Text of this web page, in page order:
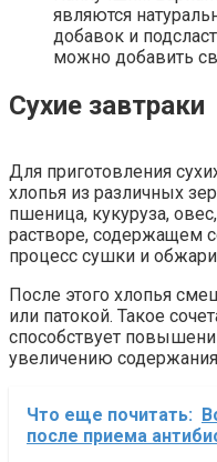
являются
добавок и
можно добавить
Сухие завтраки
Для приготовления
хлопья из различных
пшеница, кукуруза,
растворе, содержащем
процесс сушки и
После этого хлопья
или патокой. Такое
способствует
увеличению
Что еще почитать:
после приема